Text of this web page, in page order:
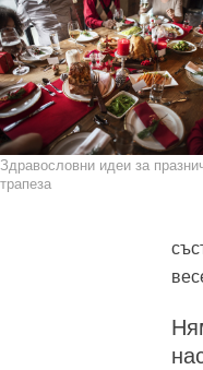
Здравословни идеи за
трапеза